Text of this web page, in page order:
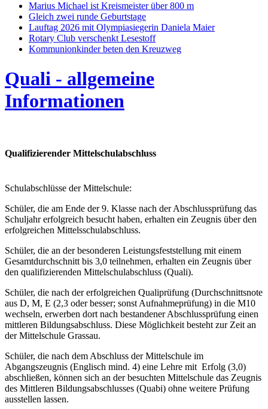
Marius Michael ist Kreismeister über 800 m
Gleich zwei runde Geburtstage
Lauftag 2026 mit Olympiasiegerin Daniela Maier
Rotary Club verschenkt Lesestoff
Kommunionkinder beten den Kreuzweg
Quali - allgemeine
Informationen
Qualifizierender Mittelschulabschluss
Schulabschlüsse der Mittelschule:
Schüler, die am Ende der 9. Klasse nach der Abschlussprüfung das
Schuljahr erfolgreich besucht haben, erhalten ein Zeugnis über den
erfolgreichen Mittelsschulabschluss.
Schüler, die an der besonderen Leistungsfeststellung mit einem
Gesamtdurchschnitt bis 3,0 teilnehmen, erhalten ein Zeugnis über
den qualifizierenden Mittelschulabschluss (Quali).
Schüler, die nach der erfolgreichen Qualiprüfung (Durchschnittsnote
aus D, M, E (2,3 oder besser; sonst Aufnahmeprüfung) in die M10
wechseln, erwerben dort nach bestandener Abschlussprüfung einen
mittleren Bildungsabschluss. Diese Möglichkeit besteht zur Zeit an
der Mittelschule Grassau.
Schüler, die nach dem Abschluss der Mittelschule im
Abgangszeugnis (Englisch mind. 4) eine Lehre mit Erfolg (3,0)
abschließen, können sich an der besuchten Mittelschule das Zeugnis
des Mittleren Bildungsabschlusses (Quabi) ohne weitere Prüfung
ausstellen lassen.